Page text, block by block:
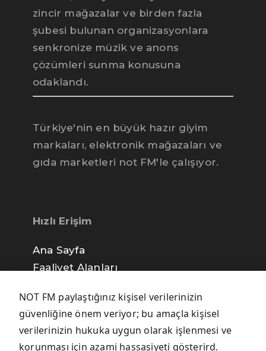
zincir mağazalar ve birden fazla
şubesi bulunan organizasyonlara
senkronize müzik ve anons
çözümleri sunma konusuna
odaklandı.
Türkiye'nin en büyük hazır giyim
markaları, elektronik mağazaları ve
gıda marketleri not FM'le çalışıyor.
Hızlı Erişim
Ana Sayfa
Faaliyet Alanları
Gizlilik Politikası
NOT FM paylaştığınız kişisel verilerinizin
güvenliğine önem veriyor; bu amaçla kişisel
verilerinizin hukuka uygun olarak işlenmesi ve
korunması için azami hassasiyeti gösterird.
Ece